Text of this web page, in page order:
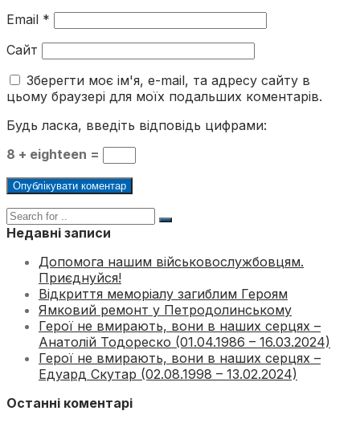
Email *
Сайт
Зберегти моє ім'я, e-mail, та адресу сайту в
цьому браузері для моїх подальших коментарів.
Будь ласка, введіть відповідь цифрами:
8 + eighteen =
Недавні записи
Допомога нашим військовослужбовцям.
Приєднуйся!
Відкриття меморіалу загиблим Героям
Ямковий ремонт у Петродолинському
Герої не вмирають, вони в наших серцях –
Анатолій Тодореско (01.04.1986 – 16.03.2024)
Герої не вмирають, вони в наших серцях –
Едуард Скутар (02.08.1998 – 13.02.2024)
Останні коментарі